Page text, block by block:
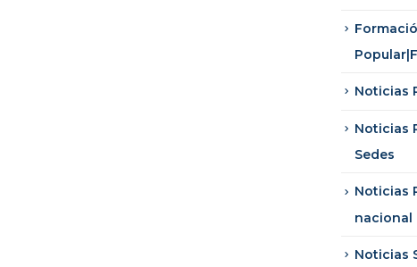
Noticias
Noticias
Sedes
Noticias
nacional
Noticias